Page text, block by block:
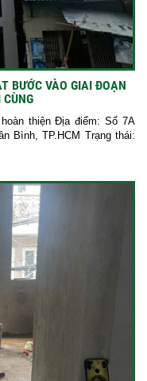
BƯỚC VÀO GIAI ĐOẠN
thiện Địa điểm: Số 7A
Bình, TP.HCM Trạng thái: